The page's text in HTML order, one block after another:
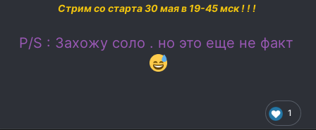
Стрим со старта 30 мая в 19-45 мск ! ! !
P/S : Захожу соло . но это еще не факт
1